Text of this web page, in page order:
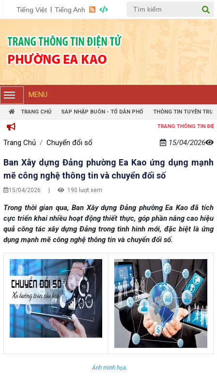
Tiếng Việt Tiếng Anh
MENU
TRANG CHỦ SÁP NHẬP BUÔN - TỔ DÂN PHỐ THÔNG TIN TUYÊN
TRANG THÔNG TIN ĐIỆN TỬ
Trang Chủ Chuyển đổi số 15/04/2026
Ban Xây dựng Đảng phường Ea Kao ứng dụng mạnh
mẽ công nghệ thông tin và chuyển đổi số
15/04/2026 190 lượt xem
Trong thời gian qua, Ban Xây dựng Đảng phường Ea Kao đã tích
cực triển khai nhiều hoạt động thiết thực, góp phần nâng cao hiệu
quả công tác xây dựng Đảng trong tình hình mới, đặc biệt là ứng
dụng mạnh mẽ công nghệ thông tin và chuyển đổi số.
Ảnh minh họa.